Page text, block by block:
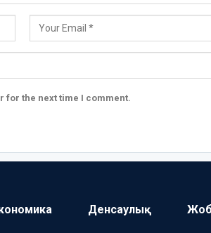
for the next time I comment.
Денсаулық